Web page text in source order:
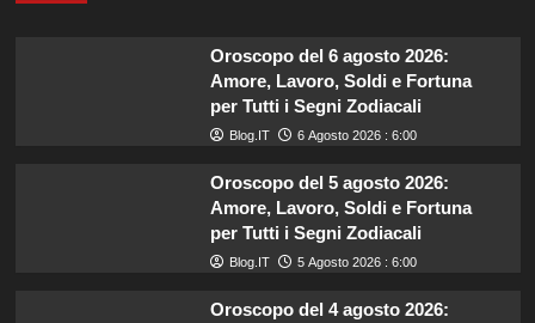
Oroscopo del 6 agosto 2026:
Amore, Lavoro, Soldi e Fortuna
per Tutti i Segni Zodiacali
Blog.IT 6 Agosto 2026 : 6:00
Oroscopo del 5 agosto 2026:
Amore, Lavoro, Soldi e Fortuna
per Tutti i Segni Zodiacali
Blog.IT 5 Agosto 2026 : 6:00
Oroscopo del 4 agosto 2026: